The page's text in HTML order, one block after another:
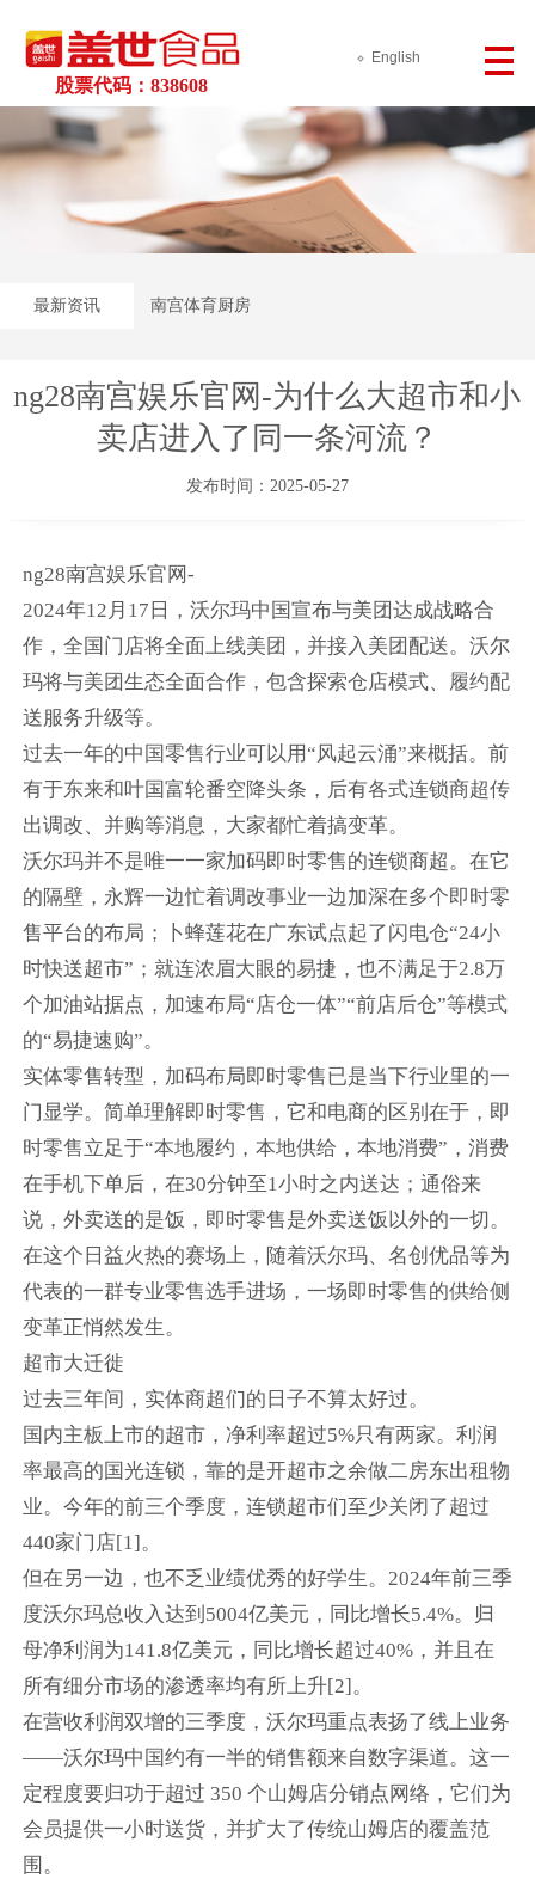
股票代码：838608
English
最新资讯 南宫体育厨房
ng28南宫娱乐官网-为什么大超市和小
卖店进入了同一条河流？
发布时间：2025-05-27
ng28南宫娱乐官网-
2024年12月17日，沃尔玛中国宣布与美团达成战略合
作，全国门店将全面上线美团，并接入美团配送。沃尔
玛将与美团生态全面合作，包含探索仓店模式、履约配
送服务升级等。
过去一年的中国零售行业可以用“风起云涌”来概括。前
有于东来和叶国富轮番空降头条，后有各式连锁商超传
出调改、并购等消息，大家都忙着搞变革。
沃尔玛并不是唯一一家加码即时零售的连锁商超。在它
的隔壁，永辉一边忙着调改事业一边加深在多个即时零
售平台的布局；卜蜂莲花在广东试点起了闪电仓“24小
时快送超市”；就连浓眉大眼的易捷，也不满足于2.8万
个加油站据点，加速布局“店仓一体”“前店后仓”等模式
的“易捷速购”。
实体零售转型，加码布局即时零售已是当下行业里的一
门显学。简单理解即时零售，它和电商的区别在于，即
时零售立足于“本地履约，本地供给，本地消费”，消费
在手机下单后，在30分钟至1小时之内送达；通俗来
说，外卖送的是饭，即时零售是外卖送饭以外的一切。
在这个日益火热的赛场上，随着沃尔玛、名创优品等为
代表的一群专业零售选手进场，一场即时零售的供给侧
变革正悄然发生。
超市大迁徙
过去三年间，实体商超们的日子不算太好过。
国内主板上市的超市，净利率超过5%只有两家。利润
率最高的国光连锁，靠的是开超市之余做二房东出租物
业。今年的前三个季度，连锁超市们至少关闭了超过
440家门店[1]。
但在另一边，也不乏业绩优秀的好学生。2024年前三季
度沃尔玛总收入达到5004亿美元，同比增长5.4%。归
母净利润为141.8亿美元，同比增长超过40%，并且在
所有细分市场的渗透率均有所上升[2]。
在营收利润双增的三季度，沃尔玛重点表扬了线上业务
——沃尔玛中国约有一半的销售额来自数字渠道。这一
定程度要归功于超过 350 个山姆店分销点网络，它们为
会员提供一小时送货，并扩大了传统山姆店的覆盖范
围。